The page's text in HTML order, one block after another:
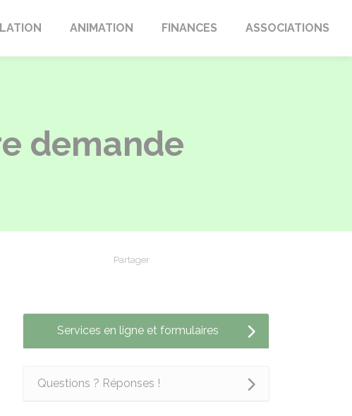
ANIMATION FINANCES ASSOCIATIONS
demande
Partager
Services en ligne et formulaires
Questions ? Réponses !